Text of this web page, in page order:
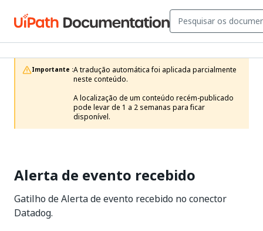
Importante :A tradução automática foi aplicada parcialmente
neste conteúdo.
A localização de um conteúdo recém-publicado
pode levar de 1 a 2 semanas para ficar
disponível.
Alerta de evento recebido
Gatilho de Alerta de evento recebido no conector
Datadog.